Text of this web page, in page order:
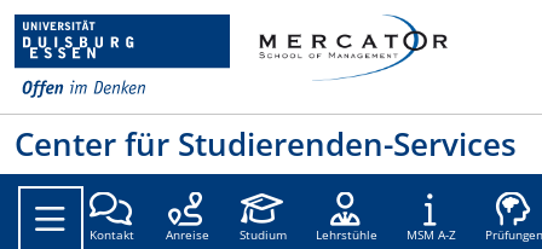
Center für Studierenden-Services
Kontakt Anreise Studium Lehrstühle MSM A-Z